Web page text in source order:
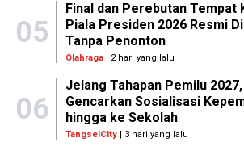
05
Final dan Perebutan Tempat
Piala Presiden 2026 Resmi
Tanpa Penonton
Olahraga | 2 hari yang lalu
06
Jelang Tahapan Pemilu
Gencarkan Sosialisasi
hingga ke Sekolah
TangselCity | 3 hari yang lalu